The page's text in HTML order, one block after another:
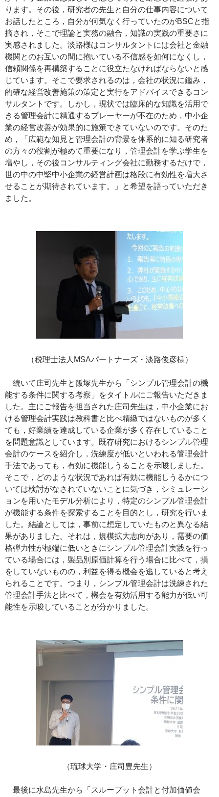
ります。その後，研究者の先生と自分の仕事内容について
お話したところ，自分が何気なく行っていたのがBSCと指
摘され，そこで理論と実務の融合，知識の実践の重要さに
実感されました。淡路様はコンサルタントには会社と金融
機関とのお互いの間に抱いている不信感を如何になくし，
信頼関係を再構築することに役立たなければならないと感
じています。そこで要求されるのは，会社の状況に鑑み，
的確な経営改善施策の策定と実行をアドバイスできるコン
サルタントです。しかし，現状では臨床的な知識を活用で
きる管理会計に精通するプレーヤーが不在のため，中小企
業の経営改善が効果的に施策できていないのです。そのた
め，「広範な知見と管理会計の背景を体系的に知る研究者
の方々の役割が極めて重要になり，管理会計を学ぶ学生を
増やし，その後コンサルティング会社に勤務するだけで，
世の中の中堅中小企業の経営計画は格段に有効性を増大さ
せることが期待されています。」と希望を語っていただき
ました。
（税理士法人MSAパートナーズ・淡路俊彦様）
続いて庄司先生と飯塚先生から「シンプル管理会計の機
能する条件に関する考察」をタイトルにご報告いただきま
した。主にご報告を担当された庄司先生は，中小企業にお
ける管理会計実践は教科書と比べ精緻ではないものが多く
ても，好業績を達成している企業が多く存在していること
を問題意識としています。既存研究におけるシンプル管理
会計のケースを紹介し，洗練度が低いといわれる管理会計
手法であっても，有効に機能しうることを示唆しました。
そこで，どのような状況であれば有効に機能しうるかにつ
いては検討がなされていないことに気づき，シミュレーシ
ョンを用いたモデル分析により，特定のシンプル管理会計
が機能する条件を探索することを目的とし，研究を行いま
した。結論としては，事前に想定していたものと異なる結
果がありました。それは，規模拡大志向があり，需要の価
格弾力性が極端に低いときにシンプル管理会計実践を行っ
ている場合には，製品別原価計算を行う場合に比べて，損
をしていないものの，利益を得る機会を逃していると考え
られることです。つまり，シンプル管理会計は洗練された
管理会計手法と比べて，機会を有効活用する能力が低い可
能性を示唆していることが分かりました。
（琉球大学・庄司豊先生）
最後に水島先生から「スループット会計と付加価値会